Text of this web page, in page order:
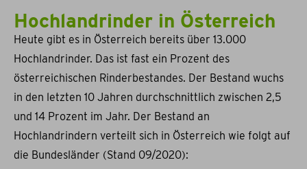
Hochlandrinder in Österreich
Heute gibt es in Österreich bereits über 13.000
Hochlandrinder. Das ist fast ein Prozent des
österreichischen Rinderbestandes. Der Bestand wuchs
in den letzten 10 Jahren durchschnittlich zwischen 2,5
und 14 Prozent im Jahr. Der Bestand an
Hochlandrindern verteilt sich in Österreich wie folgt auf
die Bundesländer (Stand 09/2020):